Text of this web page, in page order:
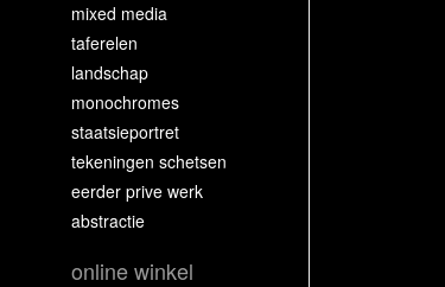
mixed media
taferelen
landschap
monochromes
staatsieportret
tekeningen schetsen
eerder prive werk
abstractie
online winkel